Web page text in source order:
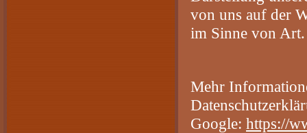
von uns auf der
im Sinne von
Mehr
Google: https://